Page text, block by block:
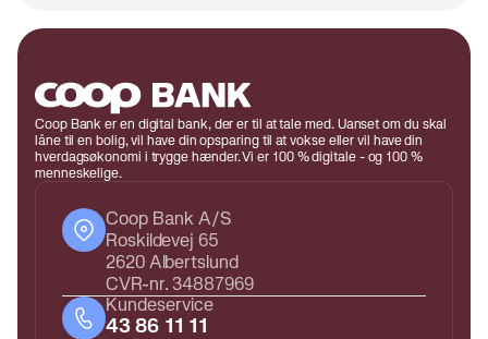
Coop Bank er en digital bank, der er til at tale med. Uanset om du skal
låne til en bolig, vil have din opsparing til at vokse eller vil have din
hverdagsøkonomi i trygge hænder. Vi er 100 % digitale - og 100 %
menneskelige.
Coop Bank A/S
Roskildevej 65
2620 Albertslund
CVR-nr. 34887969
Kundeservice
43 86 11 11